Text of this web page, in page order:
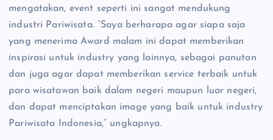
mengatakan, event seperti ini sangat mendukung
industri Pariwisata. ”Saya berharapa agar siapa saja
yang menerima Award malam ini dapat memberikan
inspirasi untuk industry yang lainnya, sebagai panutan
dan juga agar dapat memberikan service terbaik untuk
para wisatawan baik dalam negeri maupun luar negeri,
dan dapat menciptakan image yang baik untuk industry
Pariwisata Indonesia,” ungkapnya.